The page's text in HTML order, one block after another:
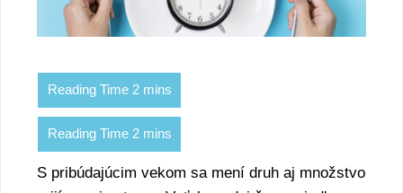
S pribúdajúcim vekom sa mení druh aj množstvo